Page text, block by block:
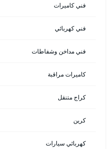
فني كاميرات
فني كهربائي
فني مداخن وشفاطات
كاميرات مراقبة
كراج متنقل
كرين
كهربائي سيارات